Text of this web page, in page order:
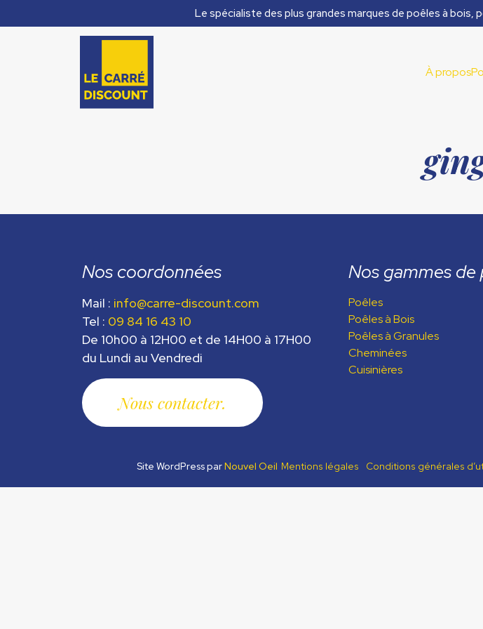
Le spécialiste des plus grandes marques de poêles à bois,
À propos
Nos coordonnées
Mail : info@carre-discount.com
Tel : 09 84 16 43 10
De 10h00 à 12H00 et de 14H00 à 17H00
du Lundi au Vendredi
Nous contacter
Nos gammes
Poêles
Poêles à Bois
Poêles à Granules
Cheminées
Cuisinières
Site WordPress parNouvel Oeil Mentions légales Conditions générales